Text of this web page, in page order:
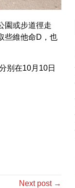
園或步道徑走
些維他命D，也
别在10月10日
Next post →